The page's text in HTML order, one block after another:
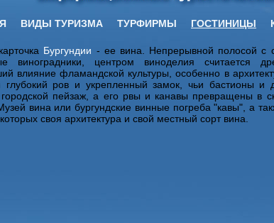
ВИДЫ ТУРИЗМА ТУРФИРМЫ ГОСТИНИЦЫ
Бургундии - ее вина. Непрерывной полосой с
виноградники, центром виноделия считается
влияние фламандской культуры, особенно в
ров и укрепленный замок, чьи бастионы и
пейзаж, а его рвы и канавы превращены в
вина или бургундские винные погреба "кавы", а
своя архитектура и свой местный сорт вина.